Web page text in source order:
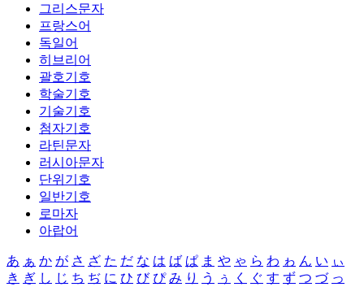
그리스문자
프랑스어
독일어
히브리어
괄호기호
학술기호
기술기호
첨자기호
라틴문자
러시아문자
단위기호
일반기호
로마자
아랍어
あ ぁ か が さ ざ た だ な は ば ぱ ま や ゃ ら わ ゎ ん い ぃ
き ぎ し じ ち ぢ に ひ び ぴ み り う ぅ く ぐ す ず つ づ っ